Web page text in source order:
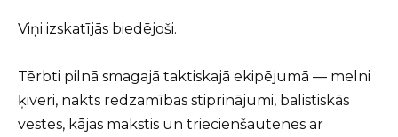
Viņi izskatījās biedējoši.
Tērbti pilnā smagajā taktiskajā ekipējumā — melni
ķiveri, nakts redzamības stiprinājumi, balistiskās
vestes, kājas makstis un triecienšautenes ar